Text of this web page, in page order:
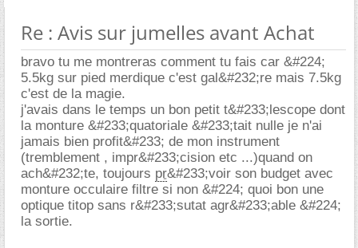
Re : Avis sur jumelles avant Achat
bravo tu me montreras comment tu fais car &#224;
5.5kg sur pied merdique c'est gal&#232;re mais 7.5kg
c'est de la magie.
j'avais dans le temps un bon petit t&#233;lescope dont
la monture &#233;quatoriale &#233;tait nulle je n'ai
jamais bien profit&#233; de mon instrument
(tremblement , impr&#233;cision etc ...)quand on
ach&#232;te, toujours pr&#233;voir son budget avec
monture occulaire filtre si non &#224; quoi bon une
optique titop sans r&#233;sutat agr&#233;able &#224;
la sortie.